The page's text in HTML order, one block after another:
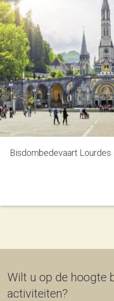
Bisdombedevaart Lourdes
Wilt u op de hoogte
activiteiten?